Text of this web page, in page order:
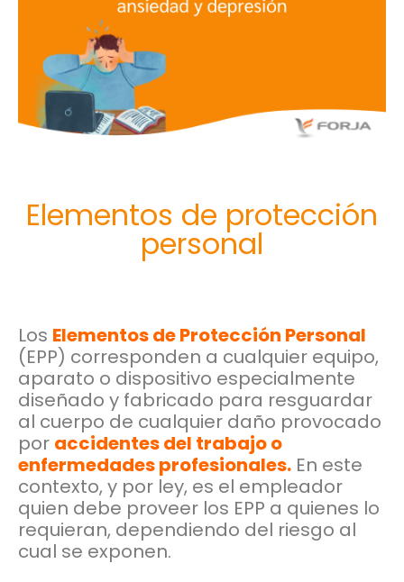
Elementos de protección
personal
Los Elementos de Protección Personal
(EPP) corresponden a cualquier equipo,
aparato o dispositivo especialmente
diseñado y fabricado para resguardar
al cuerpo de cualquier daño provocado
por accidentes del trabajo o
enfermedades profesionales. En este
contexto, y por ley, es el empleador
quien debe proveer los EPP a quienes lo
requieran, dependiendo del riesgo al
cual se exponen.